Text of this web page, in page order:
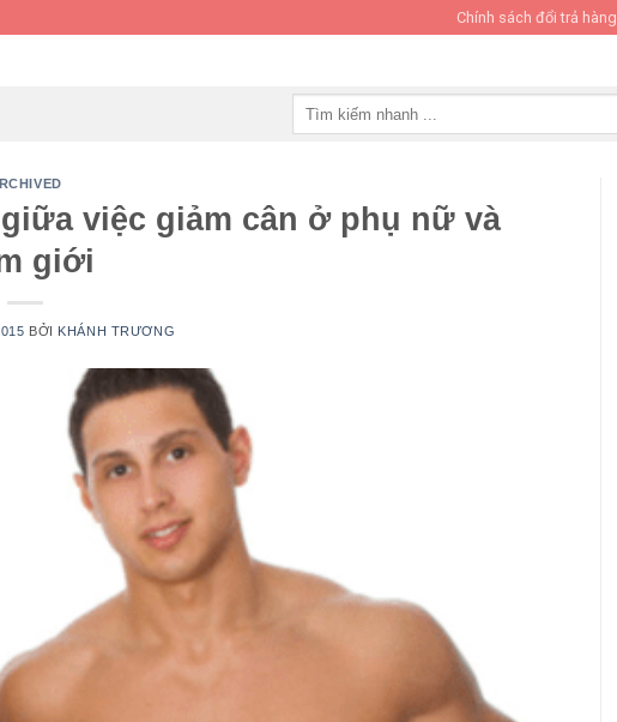
Chính sách đổi trả hàng
việc giảm cân ở phụ nữ và
giới
BỞI KHÁNH TRƯƠNG